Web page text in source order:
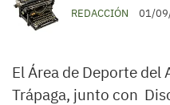
REDACCIÓN 01/
El Área de Deporte
Trápaga, junto con